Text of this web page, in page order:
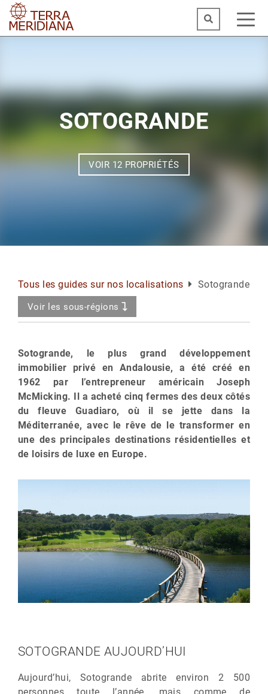
SOTOGRANDE
VOIR 12 PROPRIÉTÉS
Tous les guides sur nos localisations Sotogrande
Voir les sous-régions
Sotogrande, le plus grand développement
immobilier privé en Andalousie, a été créé en
1962 par l’entrepreneur américain Joseph
McMicking. Il a acheté cinq fermes des deux côtés
du fleuve Guadiaro, où il se jette dans la
Méditerranée, avec le rêve de le transformer en
une des principales destinations résidentielles et
de loisirs de luxe en Europe.
SOTOGRANDE AUJOURD’HUI
Aujourd’hui, Sotogrande abrite environ 2 500